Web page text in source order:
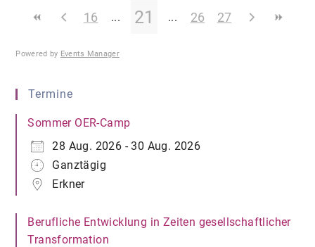
16 21 26 27
Powered by Events Manager
Termine
Sommer OER-Camp
28 Aug. 2026 - 30 Aug. 2026
Ganztägig
Erkner
Berufliche Entwicklung in Zeiten gesellschaftlicher
Transformation